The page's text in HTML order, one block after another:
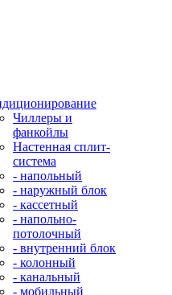
Чиллеры и
фанкойлы
Настенная сплит-
система
- напольный
- наружный блок
- кассетный
- напольно-
потолочный
- внутренний блок
- колонный
- канальный
- мобильный